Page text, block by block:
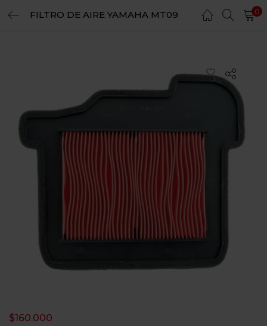
FILTRO DE AIRE YAMAHA MT09 0
$160.000
LOGIN REGISTER
Login
Lost password?